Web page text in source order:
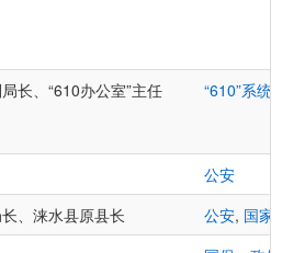
长、“610办公室”主任 “610”系统
公安
、涞水县原县长 公安, 国家